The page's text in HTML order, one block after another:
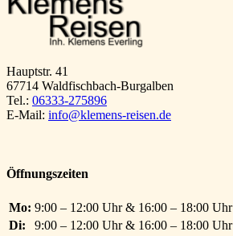
Hauptstr. 41
67714 Waldfischbach-Burgalben
Tel.: 06333-275896
E-Mail: info@klemens-reisen.de
Öffnungszeiten
Mo: 9:00 – 12:00 Uhr & 16:00 – 18:00 Uhr
Di:
9:00 – 12:00 Uhr & 16:00 – 18:00 Uhr